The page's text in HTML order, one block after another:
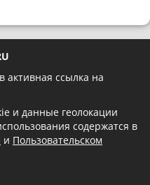
активная ссылка на
и данные геолокации
содержатся в
и Пользовательском